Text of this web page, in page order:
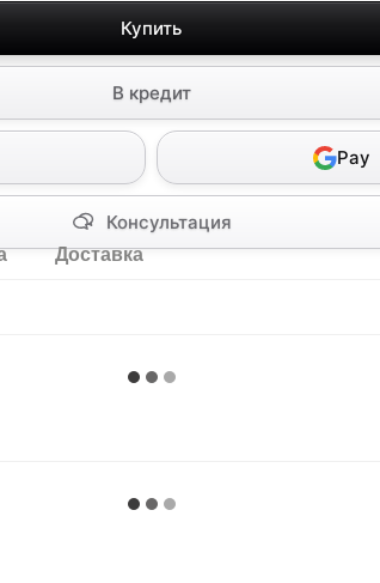
Купить
В кредит
Консультация
Pay
Доставка